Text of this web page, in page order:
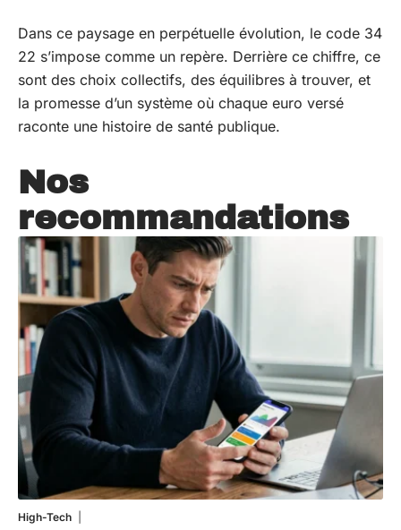
Dans ce paysage en perpétuelle évolution, le code 34
22 s’impose comme un repère. Derrière ce chiffre, ce
sont des choix collectifs, des équilibres à trouver, et
la promesse d’un système où chaque euro versé
raconte une histoire de santé publique.
Nos
recommandations
High-Tech